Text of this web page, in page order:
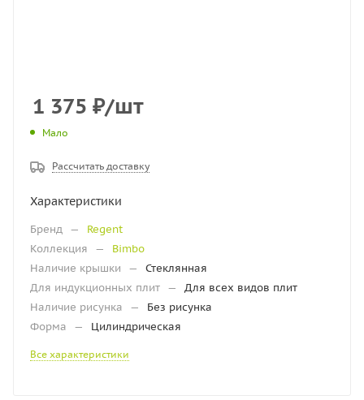
1 375 ₽/шт
Мало
Рассчитать доставку
Характеристики
Бренд —
Regent
Коллекция
—
Bimbo
Наличие крышки
—
Стеклянная
Для индукционных плит —
Для всех видов плит
Наличие рисунка
—
Без рисунка
Форма
— Цилиндрическая
Все характеристики